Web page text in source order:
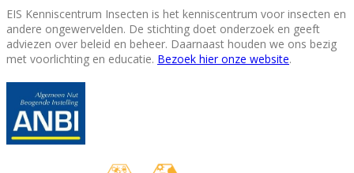
EIS Kenniscentrum Insecten is het kenniscentrum voor insecten en
andere ongewervelden. De stichting doet onderzoek en geeft
adviezen over beleid en beheer. Daarnaast houden we ons bezig
met voorlichting en educatie. Bezoek hier onze website.